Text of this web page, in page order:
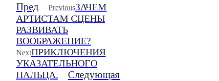
Пред PreviousЗАЧЕМ
АРТИСТАМ СЦЕНЫ
РАЗВИВАТЬ
ВООБРАЖЕНИЕ?
NextПРИКЛЮЧЕНИЯ
УКАЗАТЕЛЬНОГО
ПАЛЬЦА.
Следующая